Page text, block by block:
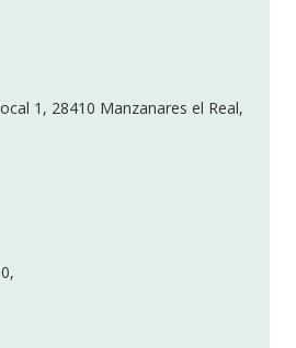
1, 28410 Manzanares el Real,